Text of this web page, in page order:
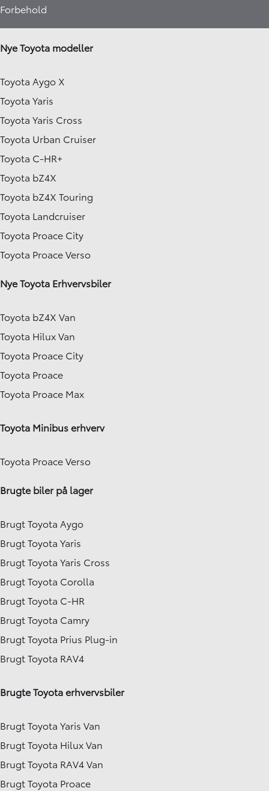
Forbehold
Nye Toyota modeller
Toyota Aygo X
Toyota Yaris
Toyota Yaris Cross
Toyota Urban Cruiser
Toyota C-HR+
Toyota bZ4X
Toyota bZ4X Touring
Toyota Landcruiser
Toyota Proace City
Toyota Proace Verso
Nye Toyota Erhvervsbiler
Toyota bZ4X Van
Toyota Hilux Van
Toyota Proace City
Toyota Proace
Toyota Proace Max
Toyota Minibus erhverv
Toyota Proace Verso
Brugte biler på lager
Brugt Toyota Aygo
Brugt Toyota Yaris
Brugt Toyota Yaris Cross
Brugt Toyota Corolla
Brugt Toyota C-HR
Brugt Toyota Camry
Brugt Toyota Prius Plug-in
Brugt Toyota RAV4
Brugte Toyota erhvervsbiler
Brugt Toyota Yaris Van
Brugt Toyota Hilux Van
Brugt Toyota RAV4 Van
Brugt Toyota Proace